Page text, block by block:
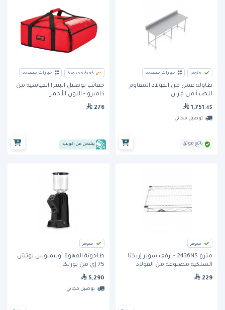
متوفر خيارات متعددة
طاولة عمل من الفولاذ المقاوم
للصدأ من مِران
1,751 .45
توصيل مجاني
بائع موثق
كمية محدودة خيارات متعددة
حقائب توصيل البيتزا القياسية من
كامبرو - اللون الأحمر
276
يشحن من إكويب
متوفر
مترو 2436NS - أرفف سوبر إريكتا
السلكية مصنوعة من الفولاذ
المقاوم للصدأ
229
متوفر
طاحونة القهوة أوليمبوس توتش
75 إي من يوريكا
5,290
توصيل مجاني